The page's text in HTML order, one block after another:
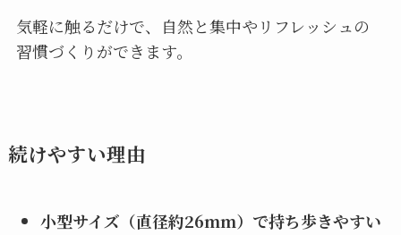
気軽に触るだけで、自然と集中やリフレッシュの
習慣づくりができます。
続けやすい理由
小型サイズ（直径約26mm）で持ち歩きやすい